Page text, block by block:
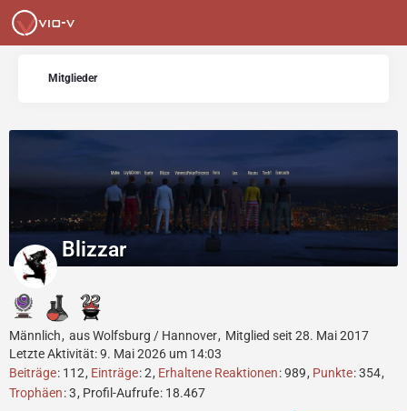
Mitglieder
Blizzar
Männlich aus Wolfsburg / Hannover
Mitglied seit 28. Mai 2017
Letzte Aktivität:9. Mai 2026 um 14:03
Beiträge 112 Einträge 2 Erhaltene Reaktionen 989 Punkte 354
Trophäen 3 Profil-Aufrufe 18.467